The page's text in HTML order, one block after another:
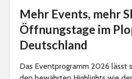
Mehr Events, mehr
Öffnungstage im
Deutschland
Das Eventprogramm 2026 lässt